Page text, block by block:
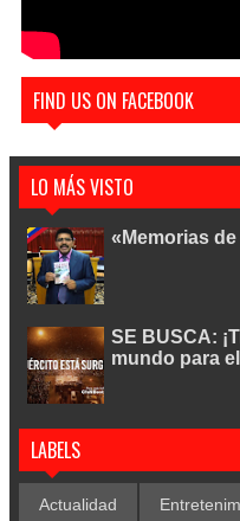
FIND US ON FACEBOOK
LO MÁS VISTO
«Memorias
SE BUSCA:
mundo para
LABELS
Actualidad